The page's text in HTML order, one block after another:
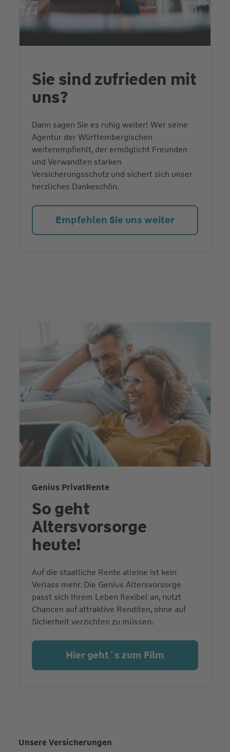
Sie sind zufrieden mit
uns?
Dann sagen Sie es ruhig weiter! Wer seine
Agentur der Württembergischen
weiterempfiehlt, der ermöglicht Freunden
und Verwandten starken
Versicherungsschutz und sichert sich unser
herzliches Dankeschön.
Empfehlen Sie uns weiter
Genius PrivatRente
So geht
Altersvorsorge
heute!
Auf die staatliche Rente alleine ist kein
Verlass mehr. Die Genius Altersvorsorge
passt sich Ihrem Leben flexibel an, nutzt
Chancen auf attraktive Renditen, ohne auf
Sicherheit verzichten zu müssen.
Hier geht´s zum Film
Unsere Versicherungen